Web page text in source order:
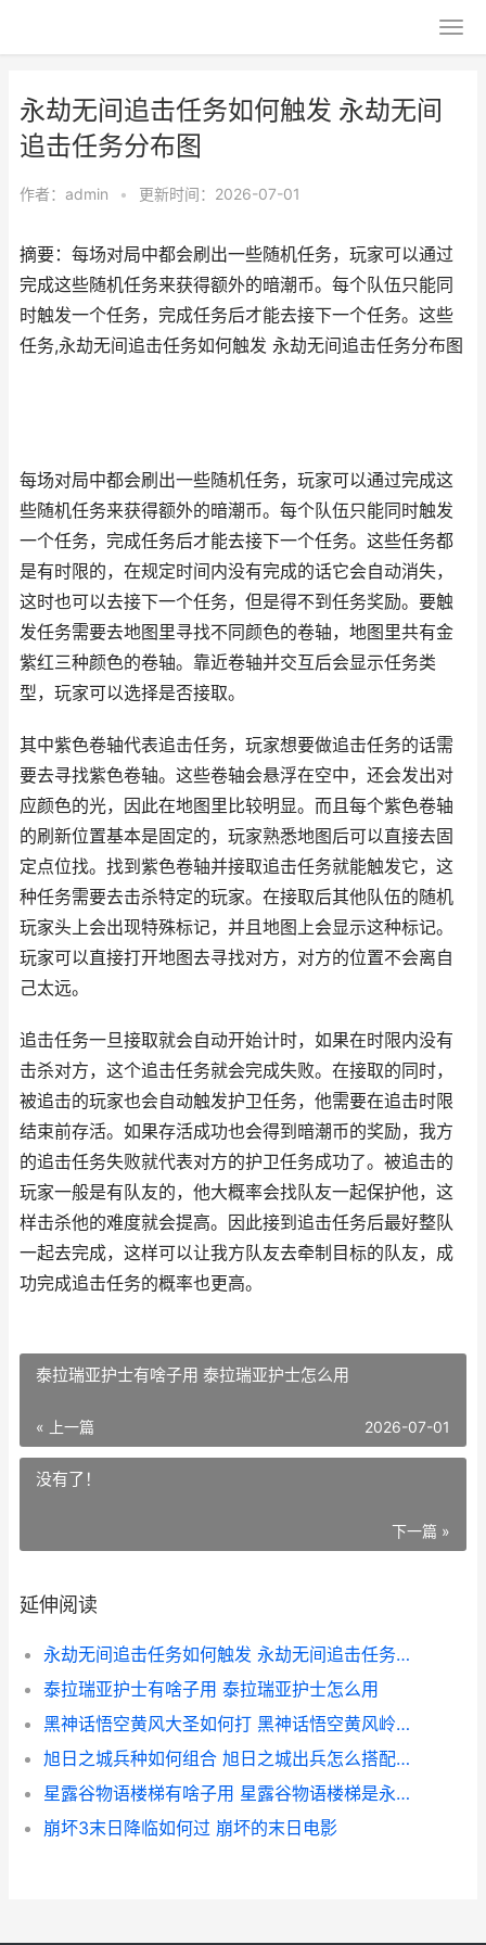
永劫无间追击任务如何触发 永劫无间
追击任务分布图
作者： admin • 更新时间：2026-07-01
摘要：每场对局中都会刷出一些随机任务，玩家可以通过
完成这些随机任务来获得额外的暗潮币。每个队伍只能同
时触发一个任务，完成任务后才能去接下一个任务。这些
任务,永劫无间追击任务如何触发 永劫无间追击任务分布图
每场对局中都会刷出一些随机任务，玩家可以通过完成这
些随机任务来获得额外的暗潮币。每个队伍只能同时触发
一个任务，完成任务后才能去接下一个任务。这些任务都
是有时限的，在规定时间内没有完成的话它会自动消失，
这时也可以去接下一个任务，但是得不到任务奖励。要触
发任务需要去地图里寻找不同颜色的卷轴，地图里共有金
紫红三种颜色的卷轴。靠近卷轴并交互后会显示任务类
型，玩家可以选择是否接取。
其中紫色卷轴代表追击任务，玩家想要做追击任务的话需
要去寻找紫色卷轴。这些卷轴会悬浮在空中，还会发出对
应颜色的光，因此在地图里比较明显。而且每个紫色卷轴
的刷新位置基本是固定的，玩家熟悉地图后可以直接去固
定点位找。找到紫色卷轴并接取追击任务就能触发它，这
种任务需要去击杀特定的玩家。在接取后其他队伍的随机
玩家头上会出现特殊标记，并且地图上会显示这种标记。
玩家可以直接打开地图去寻找对方，对方的位置不会离自
己太远。
追击任务一旦接取就会自动开始计时，如果在时限内没有
击杀对方，这个追击任务就会完成失败。在接取的同时，
被追击的玩家也会自动触发护卫任务，他需要在追击时限
结束前存活。如果存活成功也会得到暗潮币的奖励，我方
的追击任务失败就代表对方的护卫任务成功了。被追击的
玩家一般是有队友的，他大概率会找队友一起保护他，这
样击杀他的难度就会提高。因此接到追击任务后最好整队
一起去完成，这样可以让我方队友去牵制目标的队友，成
功完成追击任务的概率也更高。
泰拉瑞亚护士有啥子用 泰拉瑞亚护士怎么用
« 上一篇 2026-07-01
没有了！
下一篇 »
延伸阅读
永劫无间追击任务如何触发 永劫无间追击任务分布图
泰拉瑞亚护士有啥子用 泰拉瑞亚护士怎么用
黑神话悟空黄风大圣如何打 黑神话悟空黄风岭定风珠怎么拿
旭日之城兵种如何组合 旭日之城出兵怎么搭配兵种
星露谷物语楼梯有啥子用 星露谷物语楼梯是永久的吗
崩坏3末日降临如何过 崩坏的末日电影